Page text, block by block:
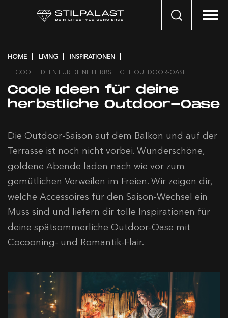
Search
HOME LIVING
INSPIRATIONEN
COOLE IDEEN FÜR DEINE HERBSTLICHE OUTDOOR-OASE
Coole Ideen für deine
herbstliche Outdoor-Oase
Die Outdoor-Saison auf dem Balkon und auf der
Terrasse ist noch nicht vorbei. Wunderschöne,
goldene Abende laden nach wie vor zum
gemütlichen Verweilen im Freien. Wir zeigen dir,
welche Accessoires für den Saison-Wechsel ein
Muss sind und liefern dir tolle Inspirationen für
deine spätsommerliche Outdoor-Oase mit
Cocooning- und Romantik-Flair.